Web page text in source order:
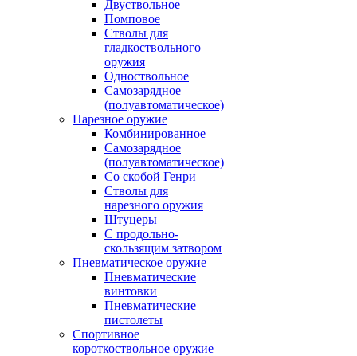
Двуствольное
Помповое
Стволы для
гладкоствольного
оружия
Одноствольное
Самозарядное
(полуавтоматическое)
Нарезное оружие
Комбинированное
Самозарядное
(полуавтоматическое)
Со скобой Генри
Стволы для
нарезного оружия
Штуцеры
С продольно-
скользящим затвором
Пневматическое оружие
Пневматические
винтовки
Пневматические
пистолеты
Спортивное
короткоствольное оружие